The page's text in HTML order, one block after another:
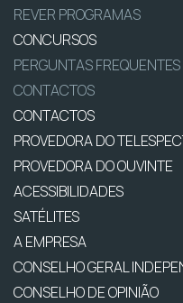
REVER PROGRAMAS
CONCURSOS
PERGUNTAS FREQUENTES
CONTACTOS
CONTACTOS
PROVEDORA DO
PROVEDORA DO OUVINTE
ACESSIBILIDADES
SATÉLITES
A EMPRESA
CONSELHO GERAL
CONSELHO DE OPINIÃO